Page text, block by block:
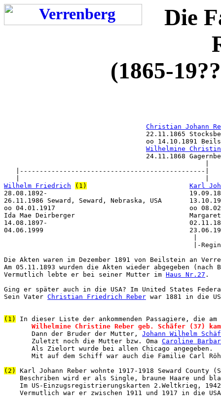
Die
(1865-
Christian Johann
22.11.1865
oo 14.10.1891
Wilhelmine
24.11.1868
   |-----------------------------------------------|
Wilhelm Friedrich
(1)
Karl
28.08.1892-                                    19.09.1893
26.11.1986 Seward, Seward, Nebraska, USA
oo 04.01.1917                                  oo
Ida Mae Deirberger                             Margaret
14.08.1897-                                    02.11.1898
04.06.1999
|-
Die Akten waren im Dezember 1891 von Beilstein an
Am 05.11.1893 wurden die Akten wieder abgegeben
Vermutlich lebte er bei seiner Mutter im Haus Nr.27 .
Ging er später auch in die USA? Im United States
Sein Vater Christian Friedrich Reber war 1881 in die
(1)
In dieser Liste der ankommenden Passagiere, die am
Wilhelmine Christine Reber geb. Schäfer (37)
Dann der Bruder der Mutter, Johann Wilhelm
Zuletzt noch die Mutter bzw. Oma Caroline
Als Zielort wurde bei allen Chicago angegeben.
Mit auf dem Schiff war auch die Familie Carl
(2)
Karl Johann Reber wohnte 1917-1918 Seward
Beschriben wird er als Single, braune Haare und
Im US-Einzugsregistrierungskarten 2.Weltkrieg,
Vermutlich war er zwischen 1911 und 1917 in die